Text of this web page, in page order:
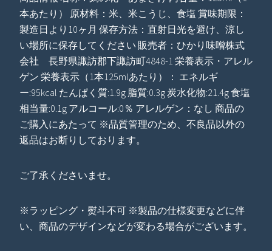
本あたり） 原材料：米、米こうじ、食塩 賞味期限：
製造日より10ヶ月 保存方法：直射日光を避け、涼し
い場所に保存してください 販売者：ひかり味噌株式
会社 長野県諏訪郡下諏訪町4848-1 栄養表示・アレル
ゲン 栄養表示（1本125mlあたり）： エネルギ
ー:95kcal たんぱく質:1.9g 脂質:0.3g 炭水化物:21.4g 食塩
相当量:0.1g アルコール:0％ アレルゲン：なし 商品の
ご購入にあたって ※品質管理のため、不良品以外の
返品はお断りしております。
ご了承くださいませ。
※ラッピング・熨斗不可 ※製品の仕様変更などに伴
い、商品のデザインなどが変わる場合がございます。